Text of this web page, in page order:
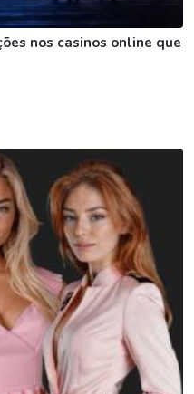
nos casinos online que